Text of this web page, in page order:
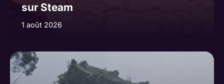
sur Steam
1 août 2026